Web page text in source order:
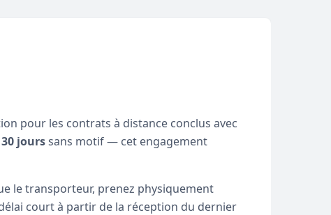
pour les contrats à distance conclus avec
jourssans motif — cet engagement
le transporteur, prenez physiquement
court à partir de la réception du dernier